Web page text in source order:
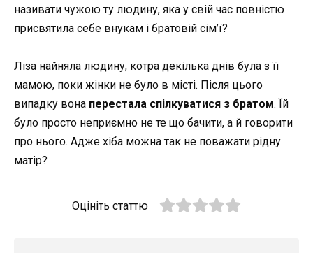
називати чужою ту людину, яка у свій час повністю
присвятила себе внукам і братовій сім’ї?
Ліза найняла людину, котра декілька днів була з її
мамою, поки жінки не було в місті. Після цього
випадку вона перестала спілкуватися з братом. Їй
було просто неприємно не те що бачити, а й говорити
про нього. Адже хіба можна так не поважати рідну
матір?
Оцініть статтю